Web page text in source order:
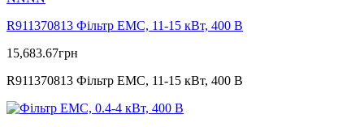
R911370813 Фільтр ЕМС, 11-15 кВт, 400 В
15,683.67грн
R911370813 Фільтр ЕМС, 11-15 кВт, 400 В